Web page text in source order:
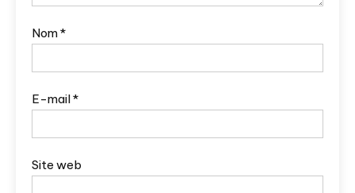
Nom*
E-mail*
Site web